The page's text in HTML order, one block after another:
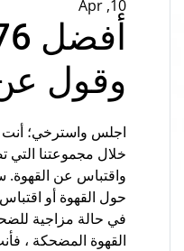
Apr ,10
وقول
اجلس واسترخي؛ أنت
واقتباس عن
في حالة مزاجية
القهوة المضحكة ،